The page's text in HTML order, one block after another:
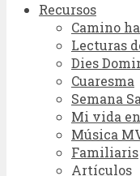
Recursos
Camino
Lecturas
Dies
Cuaresma
Semana
Mi vida
Música
Familiaris
Artículos